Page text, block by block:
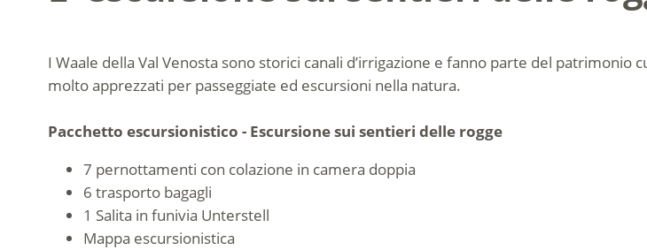
I Waale della Val Venosta sono storici canali d’irrigazione e fanno parte del patrimonio
molto apprezzati per passeggiate ed escursioni nella natura.
Pacchetto escursionistico - Escursione sui sentieri delle rogge
7 pernottamenti con colazione in camera doppia
6 trasporto bagagli
1 Salita in funivia Unterstell
Mappa escursionistica